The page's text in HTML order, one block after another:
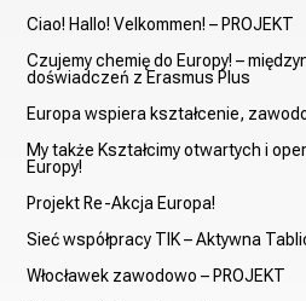
Ciao! Hallo! Velkommen! – PROJEKT
Czujemy chemię do Europy! –
doświadczeń z Erasmus Plus
Europa wspiera kształcenie,
My także Kształcimy otwartych i
Europy!
Projekt Re-Akcja Europa!
Sieć współpracy TIK – Aktywna
Włocławek zawodowo – PROJEKT